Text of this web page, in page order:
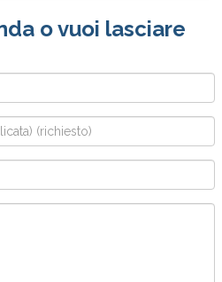
o vuoi lasciare